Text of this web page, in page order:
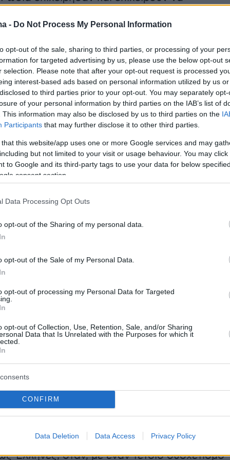
- Do Not Process My Personal Information
opt-out of the sale, sharing to third parties, or processing of your
for targeted advertising by us, please use the below opt-out
selection. Please note that after your opt-out request is processed
interest-based ads based on personal information utilized by us
to third parties prior to your opt-out. You may separately
of your personal information by third parties on the IAB’s list of
This information may also be disclosed by us to third parties on the
Participants that may further disclose it to other third parties.
that this website/app uses one or more Google services and may
but not limited to your visit or usage behaviour. You may
to Google and its third-party tags to use your data for below
consent section.
Data Processing Opt Outs
opt-out of the Sharing of my personal data.
opt-out of the Sale of my Personal Data.
opt-out of processing my Personal Data for Targeted
opt-out of Collection, Use, Retention, Sale, and/or Sharing
Data that Is Unrelated with the Purposes for which it
CONFIRM
Data Deletion Data Access Privacy Policy
«τορπιλίζοντας» συστηματικά κάθε
να μην ενταχθεί το κράτος αυτό στο ΝΑΤΟ
Ένωση, ώστε να περιέλθει στην
του, η δε Άγκυρα, προκειμένου να
κι έτσι να γίνεται ευκολότερα
«προστασία» που του παρέχει.
επιχείρημα ότι «η Μακεδονία είναι μία και
έχει καταρριφθεί προ πολλού, καθώς είναι
ότι η γεωγραφική περιοχή της
χώρες. Κατά συνέπεια, εξυπακούεται
να εξαλειφθεί και ο επισήμως
εδώ και 70 χρόνια, όρος
και «Μακεδόνες» για την ονομασία του
το γειτονικό κράτος μπορεί να καταστεί
Ελλάδα.
αυτού, αξίζει να κάνουμε μία σύντομη
στρατιωτικούς συσχετισμούς Ελλάδας
έναντι 161.000 της χώρας μας. Τα
12 μαχητικά αεροσκάφη, έναντι 270 της
και 31 τεθωρακισμένα έναντι 1.345 της
τους εαυτούς μας και την ιστορική μας
Έλληνες, όταν, με έναν τέτοιο συσχετισμό